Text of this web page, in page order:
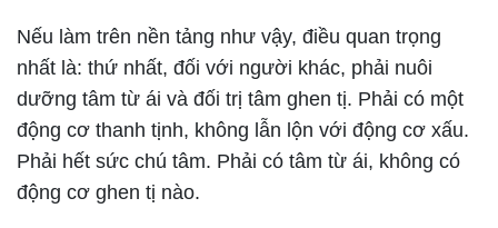
Nếu làm trên nền tảng như vậy, điều quan trọng
nhất là: thứ nhất, đối với người khác, phải nuôi
dưỡng tâm từ ái và đối trị tâm ghen tị. Phải có một
động cơ thanh tịnh, không lẫn lộn với động cơ xấu.
Phải hết sức chú tâm. Phải có tâm từ ái, không có
động cơ ghen tị nào.